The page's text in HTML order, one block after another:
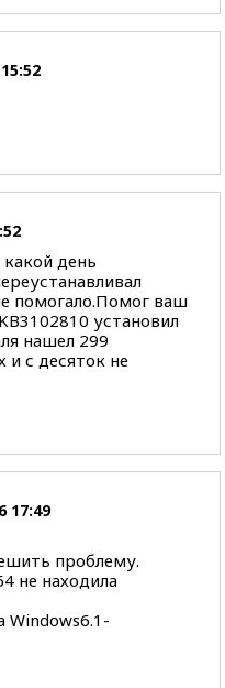
день
помогало.Помог ваш
установил
нашел 299
и с десяток не
17:49
проблему.
не находила
Windows6.1-